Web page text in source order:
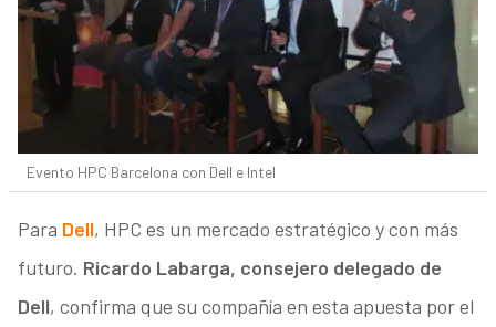
Evento HPC Barcelona con Dell e Intel
Para Dell, HPC es un mercado estratégico y con más
futuro. Ricardo Labarga, consejero delegado de
Dell, confirma que su compañía en esta apuesta por el